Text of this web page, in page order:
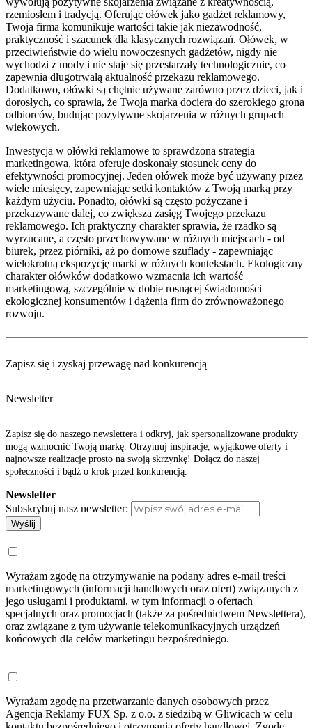
rzemiosłem i tradycją. Oferując ołówek jako gadżet reklamowy,
Twoja firma komunikuje wartości takie jak niezawodność,
praktyczność i szacunek dla klasycznych rozwiązań. Ołówek, w
przeciwieństwie do wielu nowoczesnych gadżetów, nigdy nie
wychodzi z mody i nie staje się przestarzały technologicznie, co
zapewnia długotrwałą aktualność przekazu reklamowego.
Dodatkowo, ołówki są chętnie używane zarówno przez dzieci, jak i
dorosłych, co sprawia, że Twoja marka dociera do szerokiego grona
odbiorców, budując pozytywne skojarzenia w różnych grupach
wiekowych.
Inwestycja w ołówki reklamowe to sprawdzona strategia
marketingowa, która oferuje doskonały stosunek ceny do
efektywności promocyjnej. Jeden ołówek może być używany przez
wiele miesięcy, zapewniając setki kontaktów z Twoją marką przy
każdym użyciu. Ponadto, ołówki są często pożyczane i
przekazywane dalej, co zwiększa zasięg Twojego przekazu
reklamowego. Ich praktyczny charakter sprawia, że rzadko są
wyrzucane, a często przechowywane w różnych miejscach - od
biurek, przez piórniki, aż po domowe szuflady - zapewniając
wielokrotną ekspozycję marki w różnych kontekstach. Ekologiczny
charakter ołówków dodatkowo wzmacnia ich wartość
marketingową, szczególnie w dobie rosnącej świadomości
ekologicznej konsumentów i dążenia firm do zrównoważonego
rozwoju.
Zapisz się i zyskaj przewagę nad konkurencją
Newsletter
Zapisz się do naszego newslettera i odkryj, jak spersonalizowane produkty
mogą wzmocnić Twoją markę. Otrzymuj inspiracje, wyjątkowe oferty i
najnowsze realizacje prosto na swoją skrzynkę! Dołącz do naszej
społeczności i bądź o krok przed konkurencją.
Newsletter
Subskrybuj nasz newsletter:
Wyślij
Wyrażam zgodę na otrzymywanie na podany adres e-mail treści
marketingowych (informacji handlowych oraz ofert) związanych z
jego usługami i produktami, w tym informacji o ofertach
specjalnych oraz promocjach (także za pośrednictwem Newslettera),
oraz związane z tym używanie telekomunikacyjnych urządzeń
końcowych dla celów marketingu bezpośredniego.
Wyrażam zgodę na przetwarzanie danych osobowych przez
Agencja Reklamy FUX Sp. z o.o. z siedzibą w Gliwicach w celu